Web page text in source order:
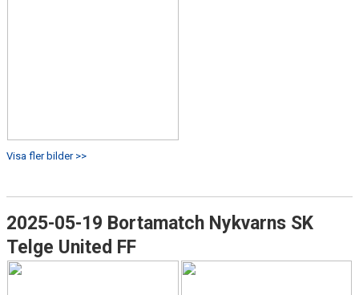
Visa fler bilder >>
2025-05-19 Bortamatch Nykvarns SK
Telge United FF